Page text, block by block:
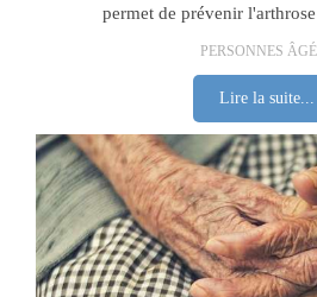
permet de prévenir
PERSONNES
Lire la suite...